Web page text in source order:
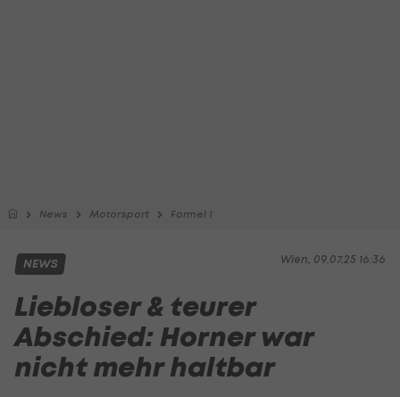
News Motorsport Formel 1
Wien, 09.07.25 16:36
NEWS
Liebloser & teurer
Abschied: Horner war
nicht mehr haltbar